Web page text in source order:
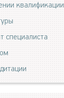
квалификации
специалиста